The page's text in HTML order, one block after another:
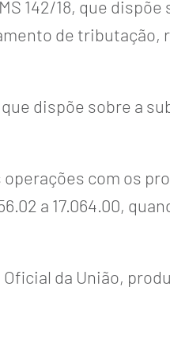
142/18, que
de tributação,
que dispõe sobre a
com os
a 17.064.00,
da União,